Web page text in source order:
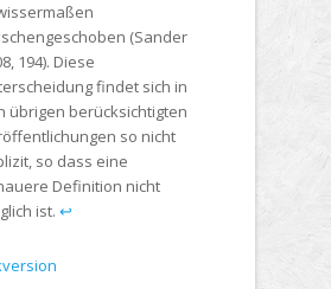
(Sander
194). Diese
findet sich in
übrigen berücksichtigten
so nicht
so dass eine
Definition nicht
ist. ↩︎